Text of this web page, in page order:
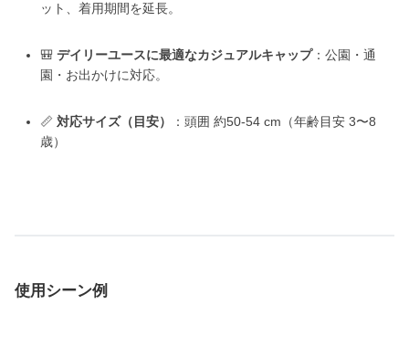
ット、着用期間を延長。
🎒 デイリーユースに最適なカジュアルキャップ：公園・通
園・お出かけに対応。
📏 対応サイズ（目安）
：頭囲 約50-54 cm（年齢目安 3〜8
歳）
使用シーン例